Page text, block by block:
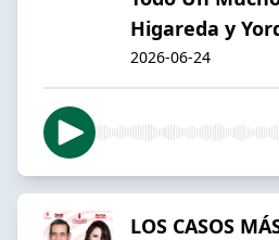
Higareda y
2026-06-24
LOS CASOS